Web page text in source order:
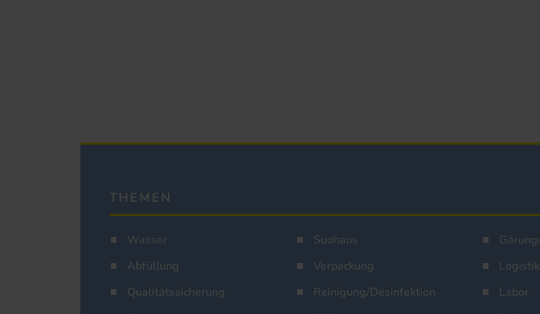
THEMEN
Wasser Sudhaus
Abfüllung
Verpackung Logistik
Qualitätssicherung
Reinigung/Desinfektion Labor